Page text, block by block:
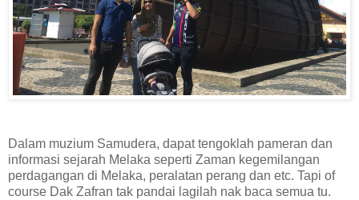
Dalam muzium Samudera, dapat tengoklah pameran dan
informasi sejarah Melaka seperti Zaman kegemilangan
perdagangan di Melaka, peralatan perang dan etc. Tapi of
course Dak Zafran tak pandai lagilah nak baca semua tu.